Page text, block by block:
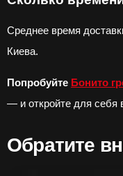
Среднее время
Киева.
Попробуйте Бонито
— и откройте для себя
Обратите